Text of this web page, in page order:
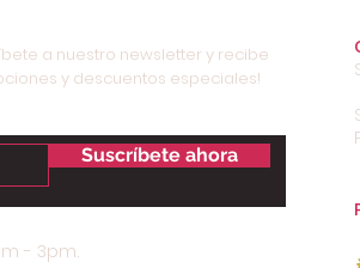
a nuestro newsletter y recibe
y descuentos especiales!
Suscríbete ahora
- 3pm.